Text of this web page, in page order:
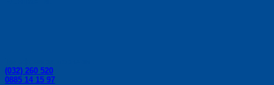
(032) 260 520
0885 14 15 97